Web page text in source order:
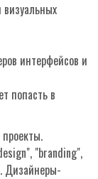
интерфейсов и
попасть в
"branding",
Дизайнеры-